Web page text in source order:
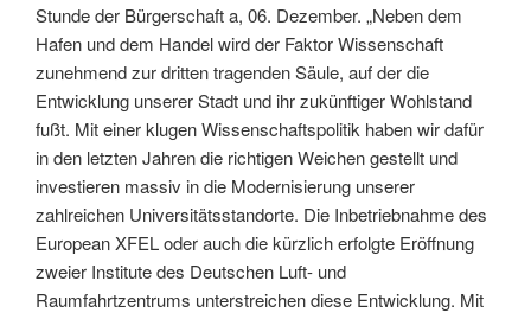
Stunde der Bürgerschaft a, 06. Dezember. „Neben dem
Hafen und dem Handel wird der Faktor Wissenschaft
zunehmend zur dritten tragenden Säule, auf der die
Entwicklung unserer Stadt und ihr zukünftiger Wohlstand
fußt. Mit einer klugen Wissenschaftspolitik haben wir dafür
in den letzten Jahren die richtigen Weichen gestellt und
investieren massiv in die Modernisierung unserer
zahlreichen Universitätsstandorte. Die Inbetriebnahme des
European XFEL oder auch die kürzlich erfolgte Eröffnung
zweier Institute des Deutschen Luft- und
Raumfahrtzentrums unterstreichen diese Entwicklung. Mit